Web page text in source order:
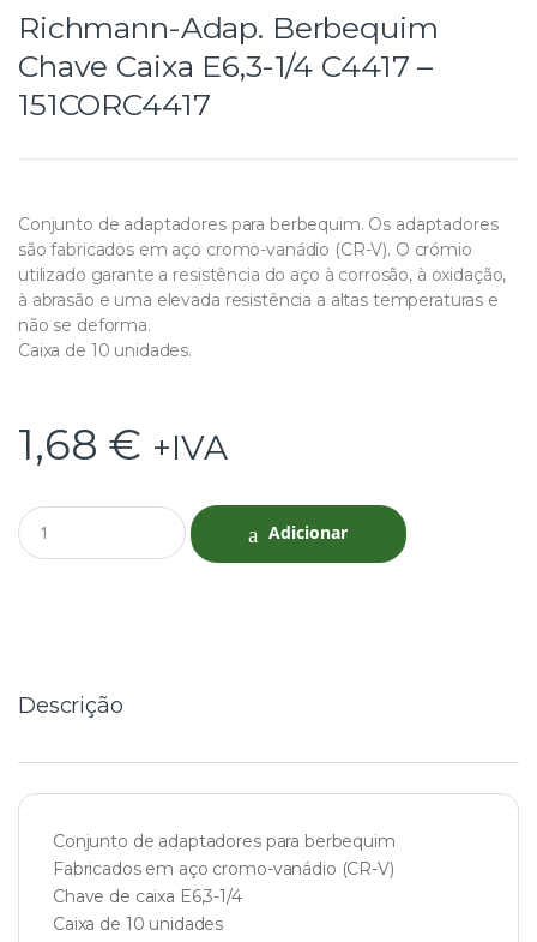
Richmann-Adap. Berbequim
Chave Caixa E6,3-1/4 C4417 –
151CORC4417
Conjunto de adaptadores para berbequim. Os adaptadores
são fabricados em aço cromo-vanádio (CR-V). O crómio
utilizado garante a resistência do aço à corrosão, à oxidação,
à abrasão e uma elevada resistência a altas temperaturas e
não se deforma.
Caixa de 10 unidades.
1,68 € +IVA
Q
u
Adicionar
Descrição
Conjunto de adaptadores para berbequim
Fabricados em aço cromo-vanádio (CR-V)
Chave de caixa E6,3-1/4
Caixa de 10 unidades